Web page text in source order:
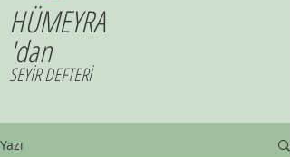
HÜMEYRA
'dan
SEYİR DEFTERİ
Yazı